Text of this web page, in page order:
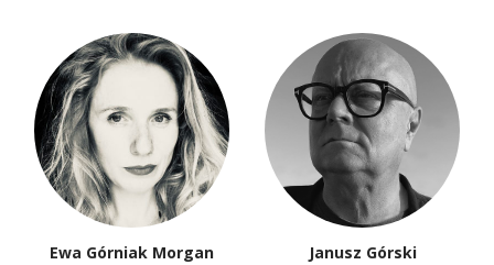
Ewa Górniak Morgan Janusz Górski